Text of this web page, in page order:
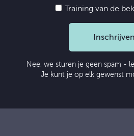
Training van de
Inschrijven
Nee, we sturen je geen spam -
Je kunt je op elk gewenst